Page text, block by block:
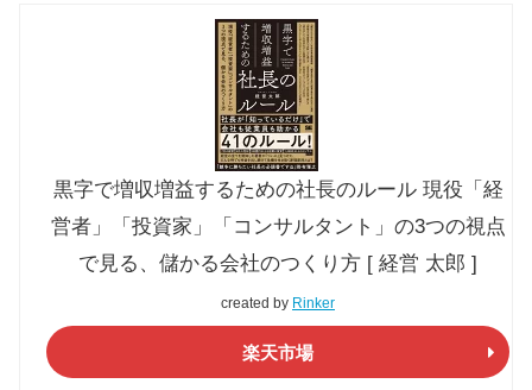
黒字で増収増益するための社長のルール 現役「経
営者」「投資家」「コンサルタント」の3つの視点
で見る、儲かる会社のつくり方 [ 経営 太郎 ]
created by Rinker
楽天市場